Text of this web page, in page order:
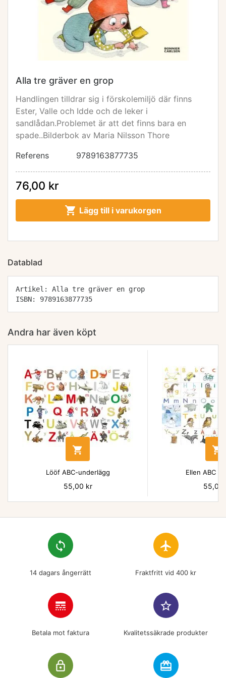
Alla tre gräver en grop
Handlingen tilldrar sig i förskolemiljö där finns
Ester, Valle och Idde och de leker i
sandlådan.Problemet är att det finns bara en
spade..Bilderbok av Maria Nilsson Thore
Referens
9789163877735
76,00 kr
 Lägg till i varukorgen
Datablad
Artikel: Alla tre gräver en grop
ISBN: 9789163877735
Andra har även köpt

Lööf ABC-underlägg
Pris
55,00 kr

Ellen ABC
Pris
55,00
loop
14 dagars ångerrätt
flight
Fraktfritt vid 400 kr
line_style
Betala mot faktura
star_border
Kvalitetssäkrade produkter
lock_outline redeem